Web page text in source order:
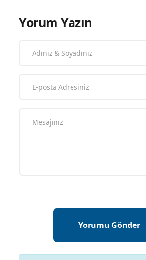
Yorum Yazın